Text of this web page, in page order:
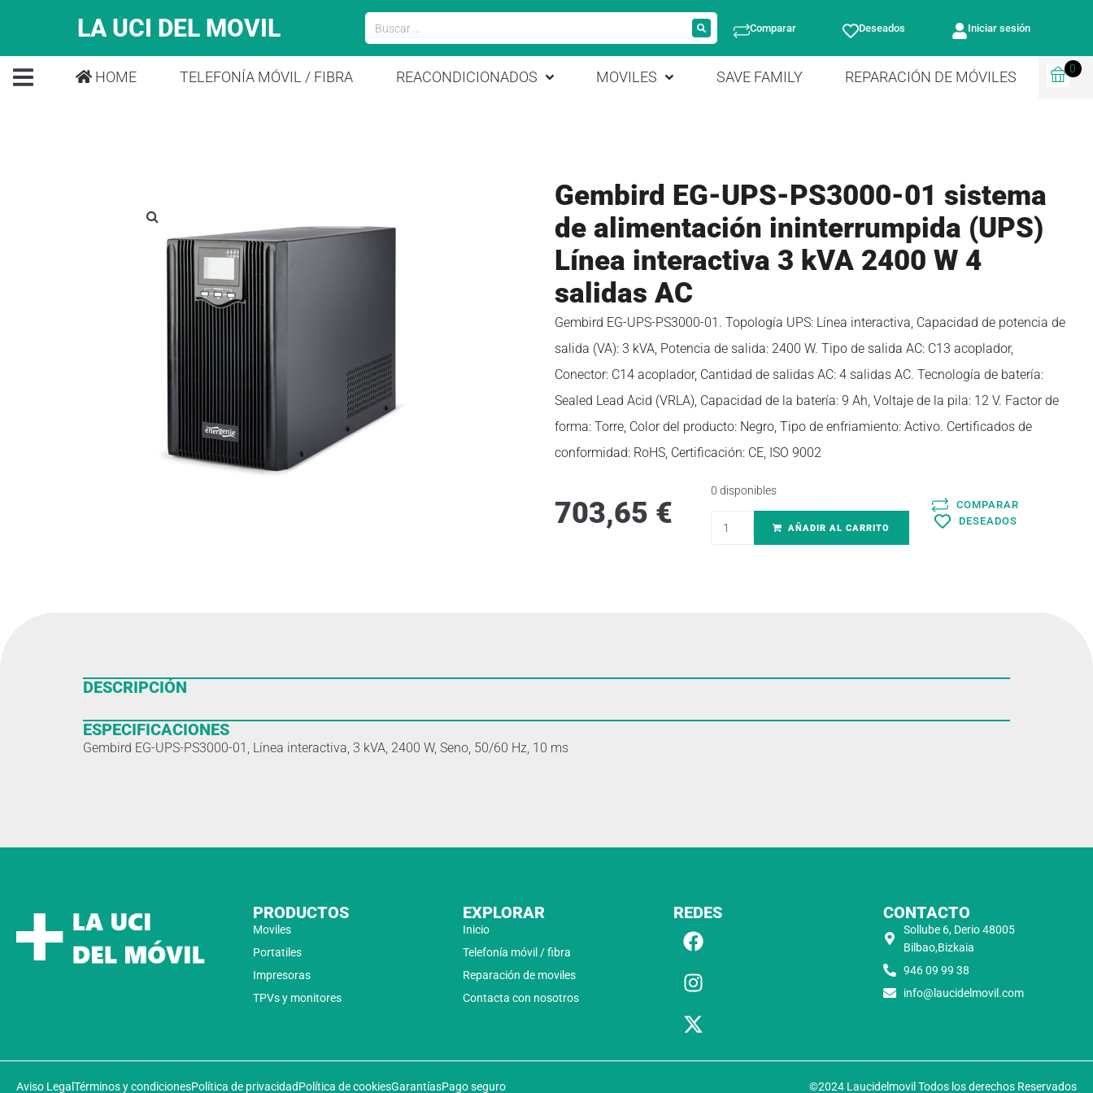
LA UCI DEL MOVIL Comparar Deseados Iniciar sesión
HOME TELEFONÍA MÓVIL / FIBRA REACONDICIONADOS MOVILES SAVE FAMILY REPARACIÓN DE MÓVILES
0
Gembird EG-UPS-PS3000-01 sistema
de alimentación ininterrumpida (UPS)
Línea interactiva 3 kVA 2400 W 4
salidas AC
Gembird EG-UPS-PS3000-01. Topología UPS: Línea interactiva, Capacidad de potencia de
salida (VA): 3 kVA, Potencia de salida: 2400 W. Tipo de salida AC: C13 acoplador,
Conector: C14 acoplador, Cantidad de salidas AC: 4 salidas AC. Tecnología de batería:
Sealed Lead Acid (VRLA), Capacidad de la batería: 9 Ah, Voltaje de la pila: 12 V. Factor de
forma: Torre, Color del producto: Negro, Tipo de enfriamiento: Activo. Certificados de
conformidad: RoHS, Certificación: CE, ISO 9002
703,65 €
0 disponibles
AÑADIR AL CARRITO
COMPARAR
DESEADOS
DESCRIPCIÓN
ESPECIFICACIONES
Gembird EG-UPS-PS3000-01, Línea interactiva, 3 kVA, 2400 W, Seno, 50/60 Hz, 10 ms
PRODUCTOS
Moviles
Portatiles
Impresoras
TPVs y monitores
EXPLORAR
Inicio
Telefonía móvil / fibra
Reparación de moviles
Contacta con nosotros
REDES CONTACTO
Sollube 6, Derio 48005
Bilbao,Bizkaia
946 09 99 38
info@laucidelmovil.com
Aviso Legal Términos y condicionesPolítica de privacidadPolítica de cookiesGarantíasPago seguro ©2024 Laucidelmovil Todos los derechos Reservados